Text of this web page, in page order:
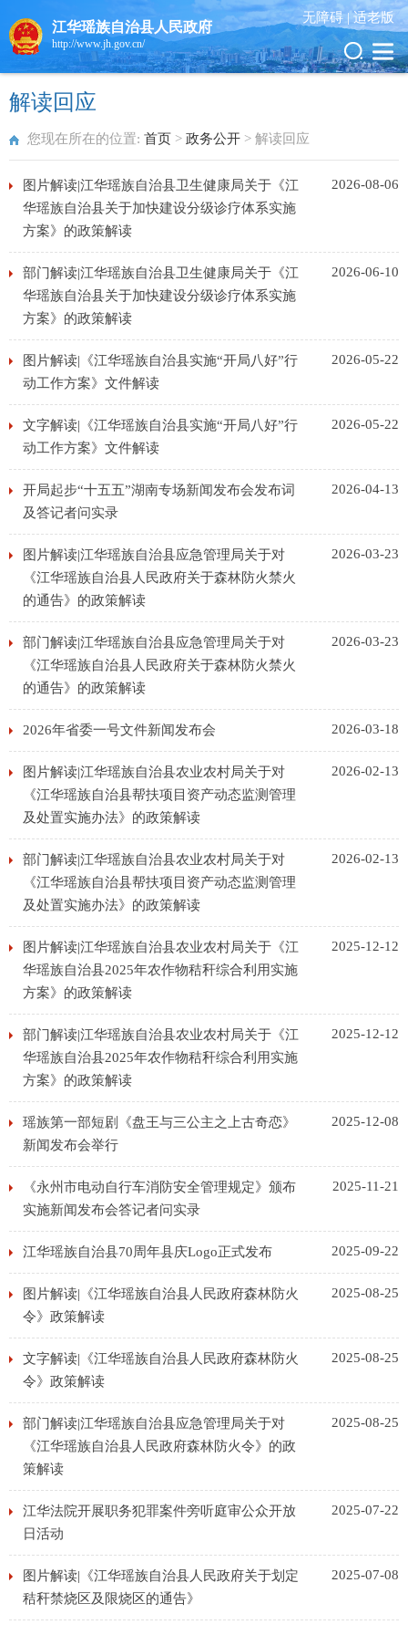
江华瑶族自治县人民政府
http://www.jh.gov.cn/
无障碍 |适老版
解读回应
您现在所在的位置: 首页 > 政务公开 > 解读回应
图片解读|江华瑶族自治县卫生健康局关于《江
华瑶族自治县关于加快建设分级诊疗体系实施
方案》的政策解读
2026-08-06
部门解读|江华瑶族自治县卫生健康局关于《江
华瑶族自治县关于加快建设分级诊疗体系实施
方案》的政策解读
2026-06-10
图片解读|《江华瑶族自治县实施“开局八好”行
动工作方案》文件解读
2026-05-22
文字解读|《江华瑶族自治县实施“开局八好”行
动工作方案》文件解读
2026-05-22
开局起步“十五五”湖南专场新闻发布会发布词
及答记者问实录
2026-04-13
图片解读|江华瑶族自治县应急管理局关于对
《江华瑶族自治县人民政府关于森林防火禁火
的通告》的政策解读
2026-03-23
部门解读|江华瑶族自治县应急管理局关于对
《江华瑶族自治县人民政府关于森林防火禁火
的通告》的政策解读
2026-03-23
2026年省委一号文件新闻发布会 2026-03-18
图片解读|江华瑶族自治县农业农村局关于对
《江华瑶族自治县帮扶项目资产动态监测管理
及处置实施办法》的政策解读
2026-02-13
部门解读|江华瑶族自治县农业农村局关于对
《江华瑶族自治县帮扶项目资产动态监测管理
及处置实施办法》的政策解读
2026-02-13
图片解读|江华瑶族自治县农业农村局关于《江
华瑶族自治县2025年农作物秸秆综合利用实施
方案》的政策解读
2025-12-12
部门解读|江华瑶族自治县农业农村局关于《江
华瑶族自治县2025年农作物秸秆综合利用实施
方案》的政策解读
2025-12-12
瑶族第一部短剧《盘王与三公主之上古奇恋》
新闻发布会举行
2025-12-08
《永州市电动自行车消防安全管理规定》颁布
实施新闻发布会答记者问实录
2025-11-21
江华瑶族自治县70周年县庆Logo正式发布 2025-09-22
图片解读|《江华瑶族自治县人民政府森林防火
令》政策解读
2025-08-25
文字解读|《江华瑶族自治县人民政府森林防火
令》政策解读
2025-08-25
部门解读|江华瑶族自治县应急管理局关于对
《江华瑶族自治县人民政府森林防火令》的政
策解读
2025-08-25
江华法院开展职务犯罪案件旁听庭审公众开放
日活动
2025-07-22
图片解读|《江华瑶族自治县人民政府关于划定
秸秆禁烧区及限烧区的通告》
2025-07-08